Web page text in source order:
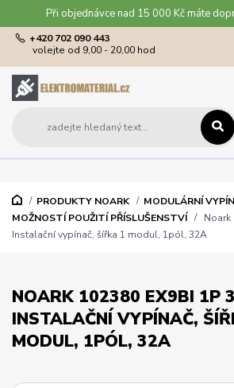
Při objednávce nad 15 000 Kč máte
+420 702 090 443
volejte od 9,00 - 20,00 hod
PRODUKTY NOARK
MODULÁRNÍ
MOŽNOSTÍ POUŽITÍ PŘÍSLUŠENSTVÍ
Noark
Instalační vypínač, šířka 1 modul, 1pól, 32A
NOARK 102380 EX9BI 1P
INSTALAČNÍ VYPÍNAČ,
MODUL, 1PÓL, 32A